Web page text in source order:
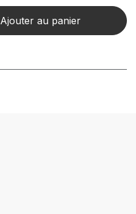
Ajouter au panier